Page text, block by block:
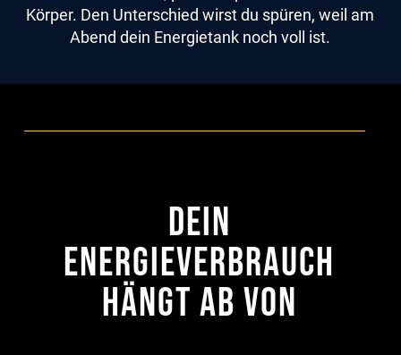
Körper. Den Unterschied wirst du spüren, weil am
Abend dein Energietank noch voll ist.
Dein
Energieverbrauch
hängt ab von